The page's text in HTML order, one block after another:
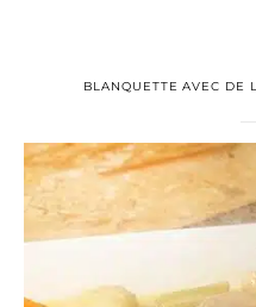
BLANQUETTE AVEC DE